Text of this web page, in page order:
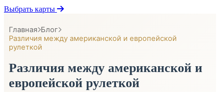
Выбрать карты
Главная Блог
Различия между американской и европейской
рулеткой
Различия между американской и
европейской рулеткой